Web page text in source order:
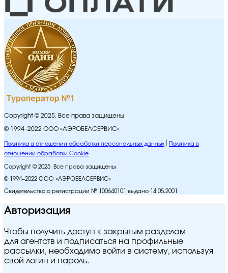
Copyright © 2025. Все права защищены
© 1994–2022 ООО «АЭРОБЕЛСЕРВИС»
Политика в отношении обработки персональных данных
Политика в
отношении обработки Cookie
Copyright © 2025. Все права защищены
© 1994–2022 ООО «АЭРОБЕЛСЕРВИС»
Свидетельство о регистрации № 100640101 выдано 14.05.2001
Авторизация
Чтобы получить доступ к закрытым разделам
для агентств и подписаться на профильные
рассылки, необходимо войти в систему, используя
свой логин и пароль.